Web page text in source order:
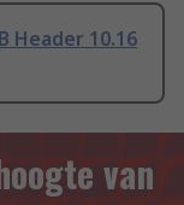
Header 10.16
van